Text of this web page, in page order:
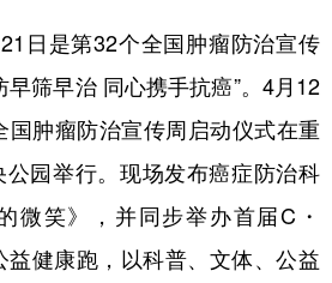
是第32个全国肿瘤防治宣传
早筛早治 同心携手抗癌”。4月12
国肿瘤防治宣传周启动仪式在重
园举行。现场发布癌症防治科
微笑》，并同步举办首届C・
益健康跑，以科普、文体、公益